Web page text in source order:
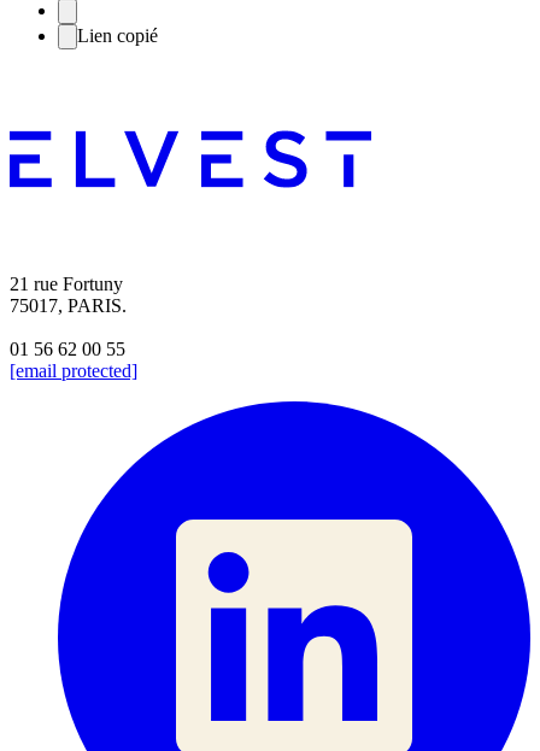
Lien copié
21 rue Fortuny
75017, PARIS.
01 56 62 00 55
[email protected]